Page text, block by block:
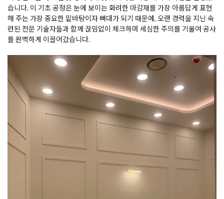
습니다. 이 기초 공정은 눈에 보이는 화려한 마감재를 가장 아름답게 표현
해 주는 가장 중요한 밑바탕이자 뼈대가 되기 때문에, 오랜 경력을 지닌 숙
련된 전문 기술자들과 함께 끊임없이 체크하며 세심한 주의를 기울여 공사
를 완벽하게 이끌어갔습니다.